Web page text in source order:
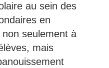
au sein des
en
seulement à
mais